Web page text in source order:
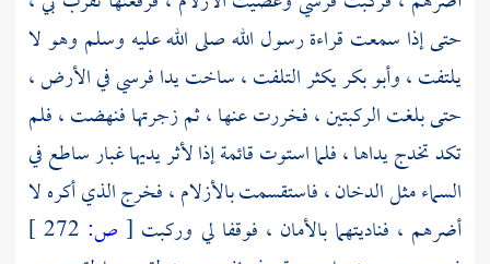
حتى إذا سمعت قراءة رسول الله صلى الله عليه وسلم وهو لا
يلتفت ،وأبو بكريكثر التلفت ، ساخت يدا فرسي في الأرض ،
حتى بلغت الركبتين ، فخررت عنها ، ثم زجرتها فنهضت ، فلم
تكد تخدج يداها ، فلما استوت قائمة إذا لأثر يديها غبار ساطع في
السماء مثل الدخان ، فاستقسمت بالأزلام ، فخرج الذي أكره لا
أضرهم ، فناديتهما بالأمان ، فوقفا لي وركبت [ ص: